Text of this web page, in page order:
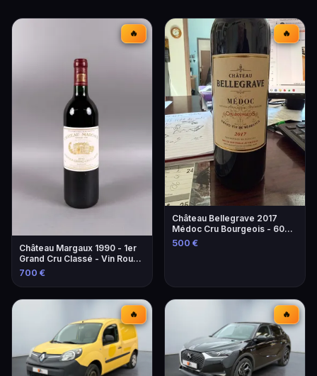
🔥
Château Margaux 1990 - 1er
Grand Cru Classé - Vin Rouge
d'Exception
700 €
🔥
Château Bellegrave 2017
Médoc Cru Bourgeois - 60
Bouteilles
500 €
🔥 🔥